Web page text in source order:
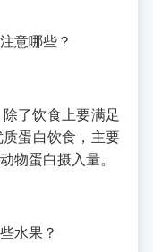
意哪些？
了饮食上要满足
蛋白饮食，主要
物蛋白摄入量。
水果？